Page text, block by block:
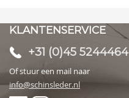
KLANTENSERVICE
+31 (0)45 5244464
Of stuur een mail naar
info@schinsleder.nl